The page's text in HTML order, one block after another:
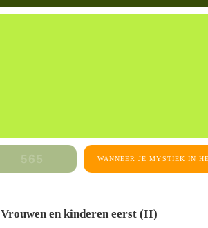
WANNEER JE MYSTIEK IN
Vrouwen en kinderen eerst (II)